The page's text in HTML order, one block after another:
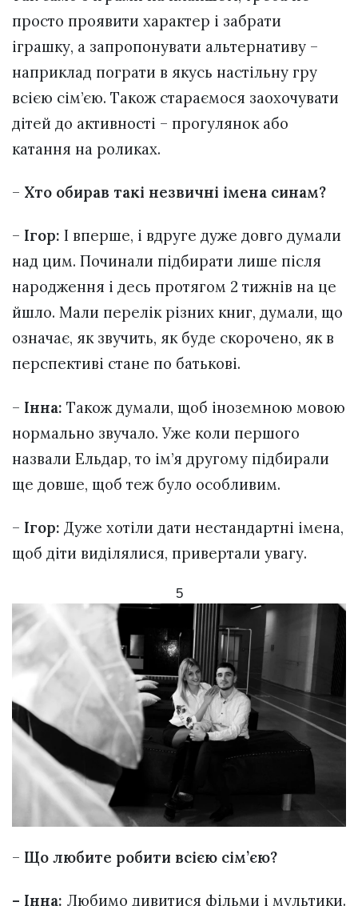
просто проявити характер і забрати
іграшку, а запропонувати альтернативу –
наприклад пограти в якусь настільну гру
всією сім’єю. Також стараємося заохочувати
дітей до активності – прогулянок або
катання на роликах.
– Хто обирав такі незвичні імена синам?
– Ігор: І вперше, і вдруге дуже довго думали
над цим. Починали підбирати лише після
народження і десь протягом 2 тижнів на це
йшло. Мали перелік різних книг, думали, що
означає, як звучить, як буде скорочено, як в
перспективі стане по батькові.
– Інна: Також думали, щоб іноземною мовою
нормально звучало. Уже коли першого
назвали Ельдар, то ім’я другому підбирали
ще довше, щоб теж було особливим.
– Ігор: Дуже хотіли дати нестандартні імена,
щоб діти виділялися, привертали увагу.
5
– Що любите робити всією сім’єю?
– Інна: Любимо дивитися фільми і мультики.